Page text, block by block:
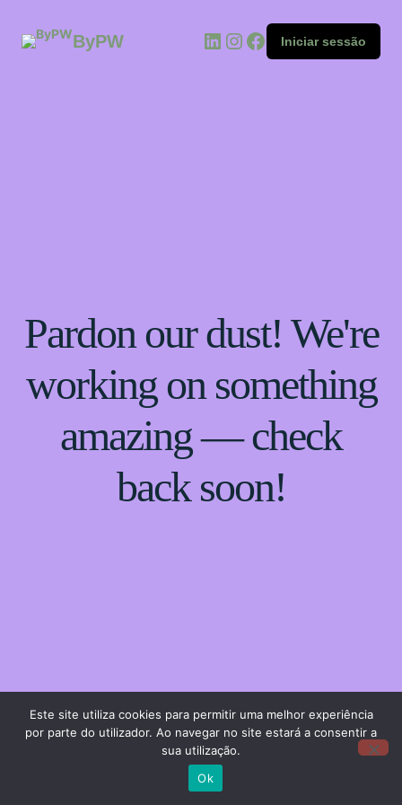
ByPW Iniciar sessão
Pardon our dust! We're
working on something
amazing — check
back soon!
Este site utiliza cookies para permitir uma melhor experiência
por parte do utilizador. Ao navegar no site estará a consentir a
sua utilização.
Ok